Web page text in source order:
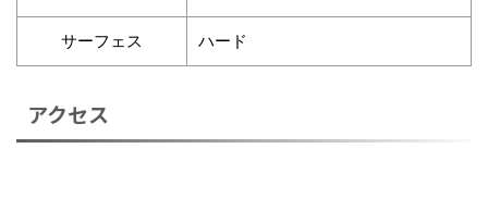
サーフェス ハード
アクセス